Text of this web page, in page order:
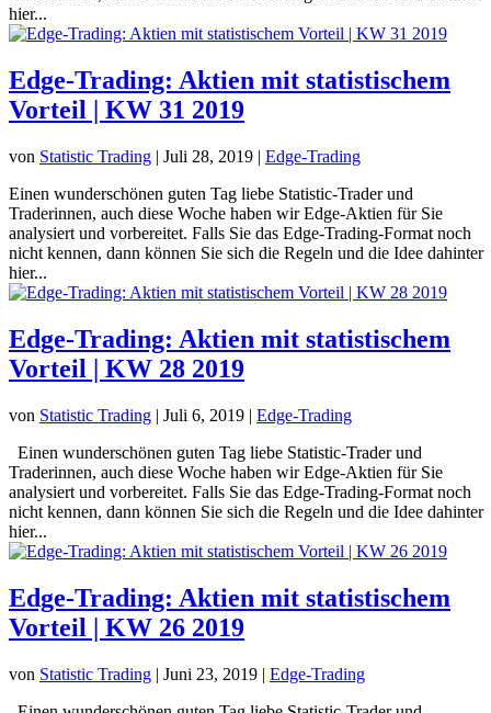
hier...
Edge-Trading: Aktien mit statistischem
Vorteil | KW 31 2019
von Statistic Trading | Juli 28, 2019 | Edge-Trading
Einen wunderschönen guten Tag liebe Statistic-Trader und
Traderinnen, auch diese Woche haben wir Edge-Aktien für Sie
analysiert und vorbereitet. Falls Sie das Edge-Trading-Format noch
nicht kennen, dann können Sie sich die Regeln und die Idee dahinter
hier...
Edge-Trading: Aktien mit statistischem
Vorteil | KW 28 2019
von Statistic Trading | Juli 6, 2019 | Edge-Trading
Einen wunderschönen guten Tag liebe Statistic-Trader und
Traderinnen, auch diese Woche haben wir Edge-Aktien für Sie
analysiert und vorbereitet. Falls Sie das Edge-Trading-Format noch
nicht kennen, dann können Sie sich die Regeln und die Idee dahinter
hier...
Edge-Trading: Aktien mit statistischem
Vorteil | KW 26 2019
von Statistic Trading | Juni 23, 2019 | Edge-Trading